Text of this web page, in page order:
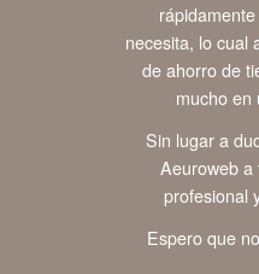
necesita, lo cual
de ahorro de
mucho en
Sin lugar a
Aeuroweb
profesional
Espero que